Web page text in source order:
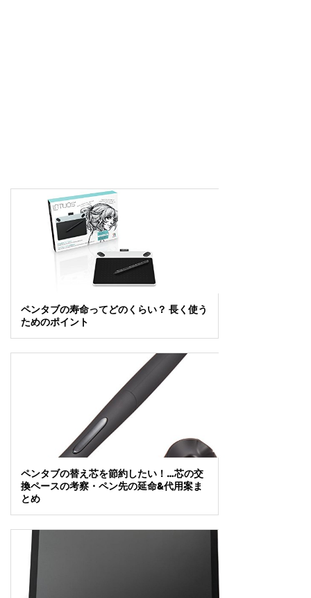
ペンタブの寿命ってどのくらい？ 長く使う
ためのポイント
ペンタブの替え芯を節約したい！…芯の交
換ペースの考察・ペン先の延命&代用案ま
とめ